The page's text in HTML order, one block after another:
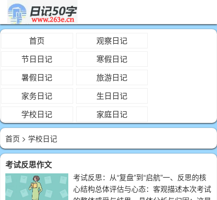
首页
观察日记
节日日记
寒假日记
暑假日记
旅游日记
家务日记
生日日记
学校日记
家庭日记
首页 > 学校日记
考试反思作文
考试反思：从“复盘”到“启航”一、反思的核
心结构总体评估与心态：客观描述本次考试